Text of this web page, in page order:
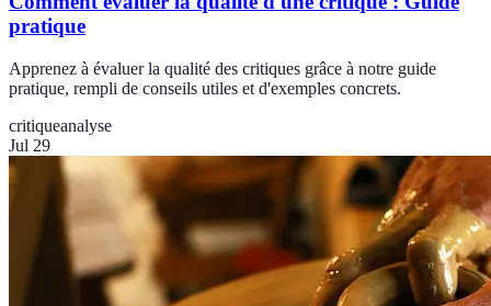
pratique
Apprenez à évaluer la qualité des critiques grâce à notre guide
pratique, rempli de conseils utiles et d'exemples concrets.
critiqueanalyse
Jul 29